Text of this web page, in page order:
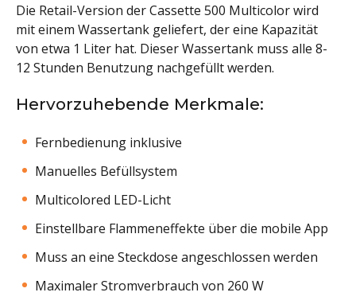
Die Retail-Version der Cassette 500 Multicolor wird
mit einem Wassertank geliefert, der eine Kapazität
von etwa 1 Liter hat. Dieser Wassertank muss alle 8-
12 Stunden Benutzung nachgefüllt werden.
Hervorzuhebende Merkmale:
Fernbedienung inklusive
Manuelles Befüllsystem
Multicolored LED-Licht
Einstellbare Flammeneffekte über die mobile App
Muss an eine Steckdose angeschlossen werden
Maximaler Stromverbrauch von 260 W